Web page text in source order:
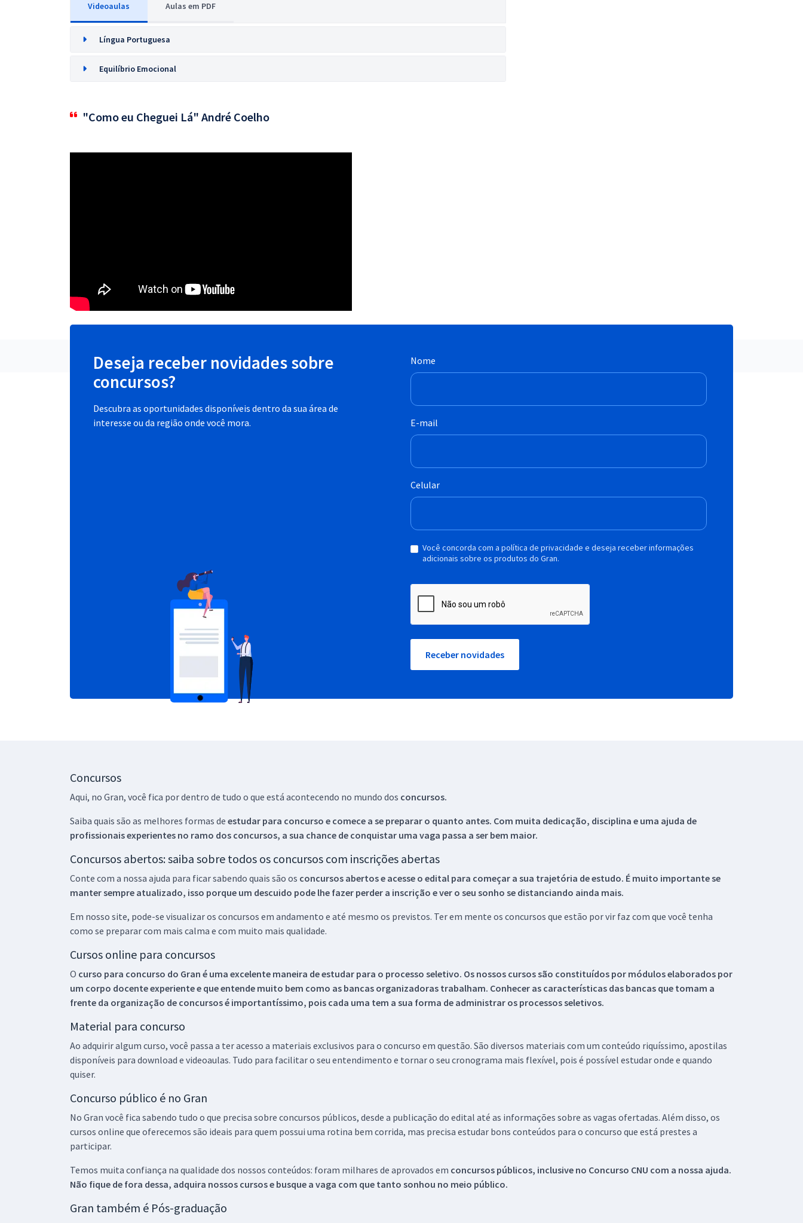
Videoaulas Aulas em PDF
Língua Portuguesa
Equilíbrio Emocional
"Como eu Cheguei Lá" André Coelho
Deseja receber novidades sobre
concursos?
Descubra as oportunidades disponíveis dentro da sua área de
interesse ou da região onde você mora.
Nome
E-mail
Celular
Você concorda com a política de privacidade e deseja receber informações
adicionais sobre os produtos do Gran.
Receber novidades
Concursos
Aqui, no Gran, você fica por dentro de tudo o que está acontecendo no mundo dos concursos.
Saiba quais são as melhores formas de estudar para concurso e comece a se preparar o quanto antes. Com muita dedicação, disciplina e uma ajuda de
profissionais experientes no ramo dos concursos, a sua chance de conquistar uma vaga passa a ser bem maior.
Concursos abertos: saiba sobre todos os concursos com inscrições abertas
Conte com a nossa ajuda para ficar sabendo quais são os concursos abertos e acesse o edital para começar a sua trajetória de estudo. É muito importante se
manter sempre atualizado, isso porque um descuido pode lhe fazer perder a inscrição e ver o seu sonho se distanciando ainda mais.
Em nosso site, pode-se visualizar os concursos em andamento e até mesmo os previstos. Ter em mente os concursos que estão por vir faz com que você tenha
como se preparar com mais calma e com muito mais qualidade.
Cursos online para concursos
O curso para concurso do Gran é uma excelente maneira de estudar para o processo seletivo. Os nossos cursos são constituídos por módulos elaborados por
um corpo docente experiente e que entende muito bem como as bancas organizadoras trabalham. Conhecer as características das bancas que tomam a
frente da organização de concursos é importantíssimo, pois cada uma tem a sua forma de administrar os processos seletivos.
Material para concurso
Ao adquirir algum curso, você passa a ter acesso a materiais exclusivos para o concurso em questão. São diversos materiais com um conteúdo riquíssimo, apostilas
disponíveis para download e videoaulas. Tudo para facilitar o seu entendimento e tornar o seu cronograma mais flexível, pois é possível estudar onde e quando
quiser.
Concurso público é no Gran
No Gran você fica sabendo tudo o que precisa sobre concursos públicos, desde a publicação do edital até as informações sobre as vagas ofertadas. Além disso, os
cursos online que oferecemos são ideais para quem possui uma rotina bem corrida, mas precisa estudar bons conteúdos para o concurso que está prestes a
participar.
Temos muita confiança na qualidade dos nossos conteúdos: foram milhares de aprovados em concursos públicos, inclusive no Concurso CNU com a nossa ajuda.
Não fique de fora dessa, adquira nossos cursos e busque a vaga com que tanto sonhou no meio público.
Gran também é Pós-graduação